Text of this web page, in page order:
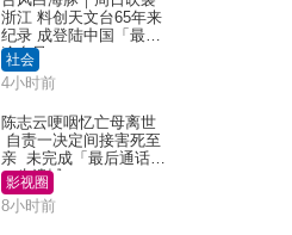
浙江 料创天文台65年来
纪录 成登陆中国「最长
途台风」
社会
4小时前
陈志云哽咽忆亡母离世
自责一决定间接害死至
亲 未完成「最后通话」
一生遗憾
影视圈
8小时前